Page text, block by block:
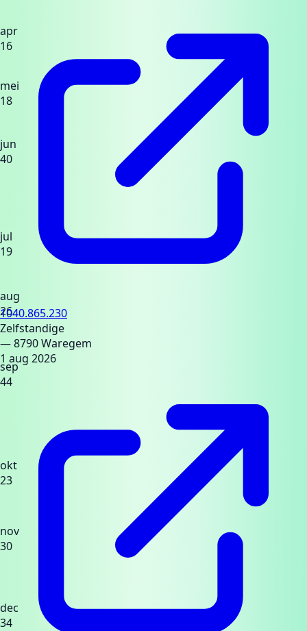
apr
16
mei
18
jun
40
jul
19
aug
26
sep
44
okt
23
nov
30
dec
34
1040.865.230
Zelfstandige
— 8790 Waregem
1 aug 2026